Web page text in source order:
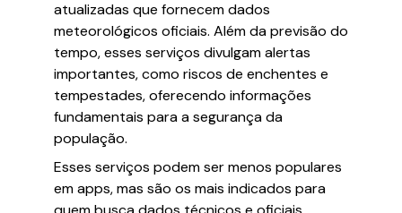
atualizadas que fornecem dados
meteorológicos oficiais. Além da previsão do
tempo, esses serviços divulgam alertas
importantes, como riscos de enchentes e
tempestades, oferecendo informações
fundamentais para a segurança da
população.
Esses serviços podem ser menos populares
em apps, mas são os mais indicados para